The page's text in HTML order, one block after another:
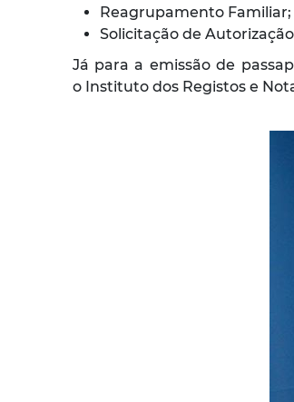
Reagrupamento Familiar;
Solicitação de
Já para a emissão de
o Instituto dos Registos e